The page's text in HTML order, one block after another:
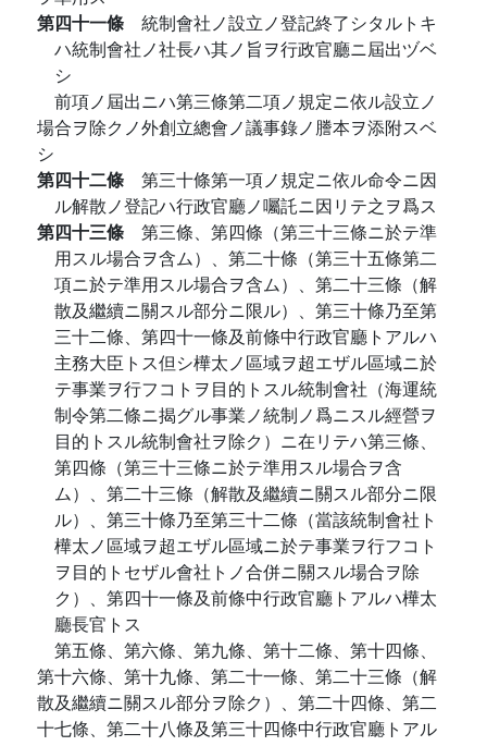
第四十一條 統制會社ノ設立ノ登記終了シタルトキ
ハ統制會社ノ社長ハ其ノ旨ヲ行政官廳ニ屆出ヅベ
シ
前項ノ屆出ニハ第三條第二項ノ規定ニ依ル設立ノ
場合ヲ除クノ外創立總會ノ議事錄ノ謄本ヲ添附スベ
シ
第四十二條 第三十條第一項ノ規定ニ依ル命令ニ因
ル解散ノ登記ハ行政官廳ノ囑託ニ因リテ之ヲ爲ス
第四十三條 第三條、第四條（第三十三條ニ於テ準
用スル場合ヲ含ム）、第二十條（第三十五條第二
項ニ於テ準用スル場合ヲ含ム）、第二十三條（解
散及繼續ニ關スル部分ニ限ル）、第三十條乃至第
三十二條、第四十一條及前條中行政官廳トアルハ
主務大臣トス但シ樺太ノ區域ヲ超エザル區域ニ於
テ事業ヲ行フコトヲ目的トスル統制會社（海運統
制令第二條ニ揭グル事業ノ統制ノ爲ニスル經營ヲ
目的トスル統制會社ヲ除ク）ニ在リテハ第三條、
第四條（第三十三條ニ於テ準用スル場合ヲ含
ム）、第二十三條（解散及繼續ニ關スル部分ニ限
ル）、第三十條乃至第三十二條（當該統制會社ト
樺太ノ區域ヲ超エザル區域ニ於テ事業ヲ行フコト
ヲ目的トセザル會社トノ合併ニ關スル場合ヲ除
ク）、第四十一條及前條中行政官廳トアルハ樺太
廳長官トス
第五條、第六條、第九條、第十二條、第十四條、
第十六條、第十九條、第二十一條、第二十三條（解
散及繼續ニ關スル部分ヲ除ク）、第二十四條、第二
十七條、第二十八條及第三十四條中行政官廳トアル